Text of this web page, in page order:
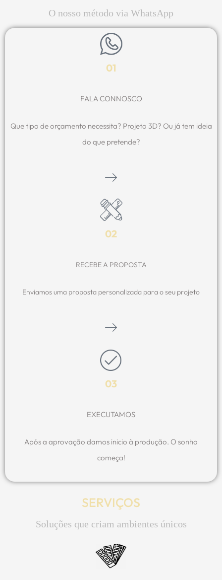
O nosso método via WhatsApp
01
FALA CONNOSCO
Que tipo de orçamento necessita? Projeto 3D? Ou já tem ideia
do que pretende?
02
RECEBE A PROPOSTA
Enviamos uma proposta personalizada para o seu projeto
03
EXECUTAMOS
Após a aprovação damos inicio à produção. O sonho
começa!
SERVIÇOS
Soluções que criam ambientes únicos